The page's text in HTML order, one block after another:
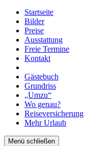
Startseite
Bilder
Preise
Ausstattung
Freie Termine
Kontakt
Gästebuch
Grundriss
„Umzu“
Wo genau?
Reiseversicherung
Mehr Urlaub
Menü schließen